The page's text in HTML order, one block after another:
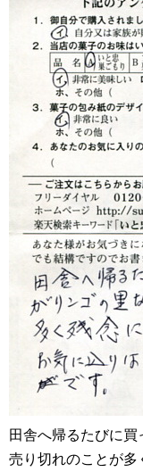
田舎へ帰るたびに
売り切れのことが多